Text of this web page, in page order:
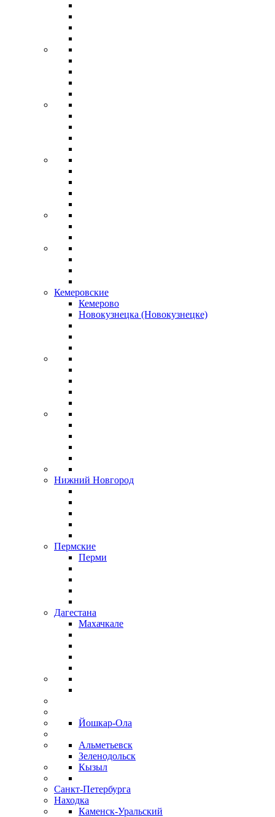
Кемеровские
Кемерово
Новокузнецка (Новокузнецке)
Нижний Новгород
Пермские
Перми
Дагестана
Махачкале
Йошкар-Ола
Альметьевск
Зеленодольск
Кызыл
Санкт-Петербурга
Находка
Каменск-Уральский